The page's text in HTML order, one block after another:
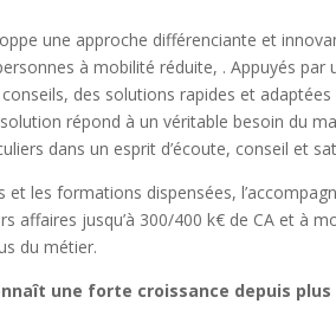
une approche différenciante et
à mobilité réduite, . Appuyés par
des solutions rapides et
répond à un véritable besoin du
dans un esprit d’écoute, conseil et
et les formations dispensées,
affaires jusqu’à 300/400 k€ de CA et à
du métier.
une forte croissance depuis